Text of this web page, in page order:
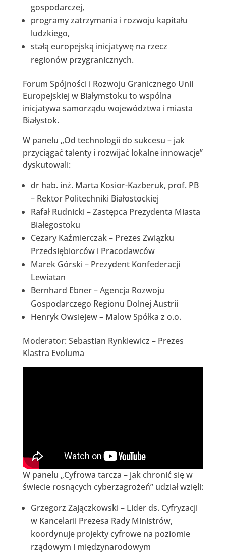
gospodarczej,
programy zatrzymania i rozwoju kapitału
ludzkiego,
stałą europejską inicjatywę na rzecz
regionów przygranicznych.
Forum Spójności i Rozwoju Granicznego Unii
Europejskiej w Białymstoku to wspólna
inicjatywa samorządu województwa i miasta
Białystok.
W panelu „Od technologii do sukcesu – jak
przyciągać talenty i rozwijać lokalne innowacje”
dyskutowali:
dr hab. inż. Marta Kosior-Kazberuk, prof. PB
– Rektor Politechniki Białostockiej
Rafał Rudnicki – Zastępca Prezydenta Miasta
Białegostoku
Cezary Kaźmierczak – Prezes Związku
Przedsiębiorców i Pracodawców
Marek Górski – Prezydent Konfederacji
Lewiatan
Bernhard Ebner – Agencja Rozwoju
Gospodarczego Regionu Dolnej Austrii
Henryk Owsiejew – Malow Spółka z o.o.
Moderator: Sebastian Rynkiewicz – Prezes
Klastra Evoluma
W panelu „Cyfrowa tarcza – jak chronić się w
świecie rosnących cyberzagrożeń” udział wzięli:
Grzegorz Zajączkowski – Lider ds. Cyfryzacji
w Kancelarii Prezesa Rady Ministrów,
koordynuje projekty cyfrowe na poziomie
rządowym i międzynarodowym